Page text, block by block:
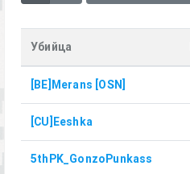
Убийца
[BE]Merans [OSN]
[CU]Eeshka
5thPK_GonzoPunkass